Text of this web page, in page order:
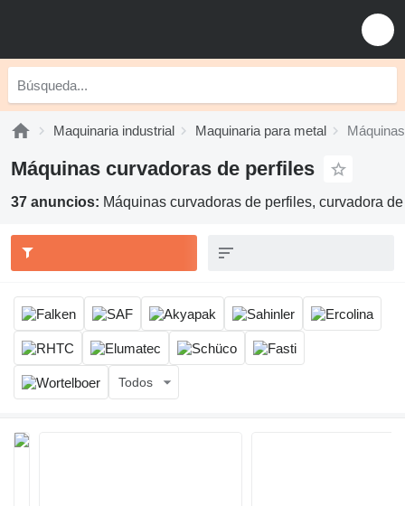
Maquinaria industrial Maquinaria para metal
Máquinas curvadoras de perfiles
37 anuncios: Máquinas curvadoras de perfiles, curvadora
Todos